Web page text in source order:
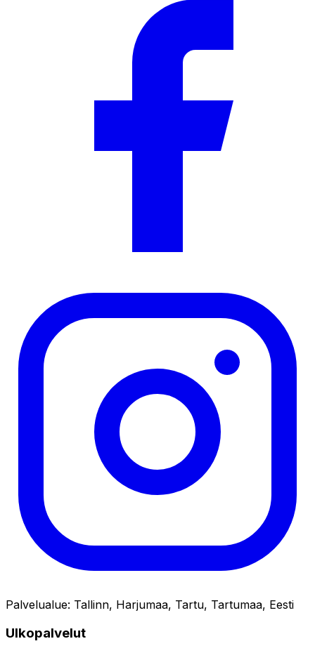
Palvelualue: Tallinn, Harjumaa, Tartu, Tartumaa, Eesti
Ulkopalvelut